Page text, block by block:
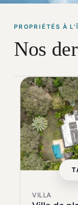
PROPRIÉTÉS À
Nos
VILLA